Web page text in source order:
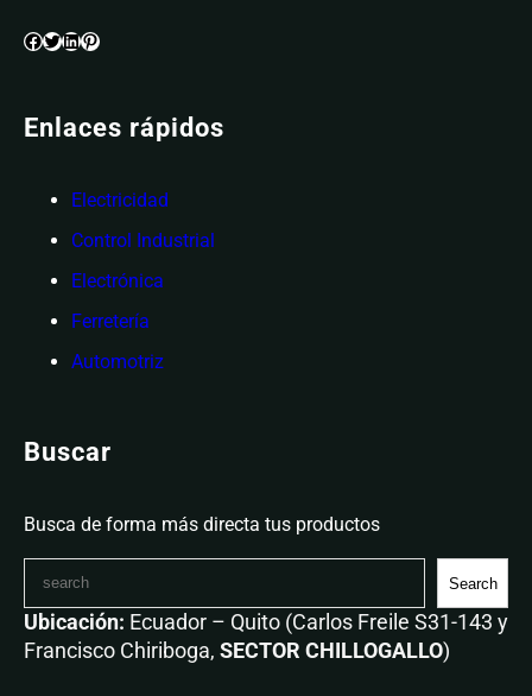
Enlaces rápidos
Electricidad
Control Industrial
Electrónica
Ferretería
Automotriz
Buscar
Busca de forma más directa tus productos
Search
Ubicación: Ecuador – Quito (Carlos Freile S31-143 y
Francisco Chiriboga, SECTOR CHILLOGALLO)